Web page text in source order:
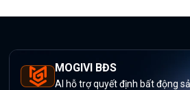
MOGIVI BĐS
AI hỗ trợ quyết định bất động